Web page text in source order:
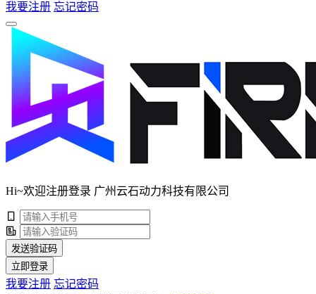
我要注册 忘记密码
Hi~欢迎注册登录 广州云石动力科技有限公司
发送验证码
立即登录
我要注册 忘记密码